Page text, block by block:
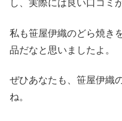
し、実際には良い口コミ
私も笹屋伊織のどら焼き
品だなと思いましたよ。
ぜひあなたも、笹屋伊織
ね。